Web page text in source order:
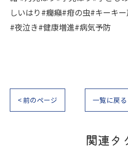
しいはり#癇癪#疳の虫#キーキ
#夜泣き#健康増進#病気予防
< 前のページ 一覧に戻る
関連タ